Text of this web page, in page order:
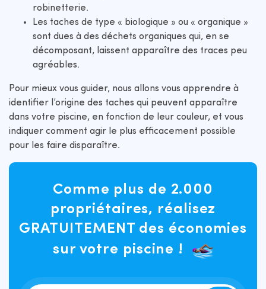
robinetterie.
Les taches de type « biologique » ou « organique »
sont dues à des déchets organiques qui, en se
décomposant, laissent apparaître des traces peu
agréables.
Pour mieux vous guider, nous allons vous apprendre à
identifier l’origine des taches qui peuvent apparaître
dans votre piscine, en fonction de leur couleur, et vous
indiquer comment agir le plus efficacement possible
pour les faire disparaître.
Comme plus de 2.000
propriétaires, réalisez
GRATUITEMENT des économies
sur votre piscine !